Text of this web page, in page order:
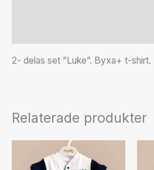
2- delas set ”Luke”. Byxa+ t-shirt.
Relaterade produkter
här